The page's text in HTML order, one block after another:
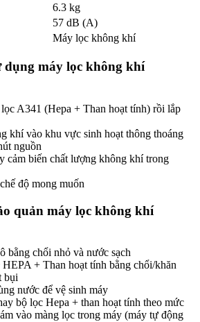
6.3 kg
57 dB (A)
Máy lọc không khí
dụng máy lọc không khí
A341 (Hepa + Than hoạt tính) rồi lắp
khí vào khu vực sinh hoạt thông thoáng
nguồn
cảm biến chất lượng không khí trong
độ mong muốn
quản máy lọc không khí
bằng chổi nhỏ và nước sạch
+ Than hoạt tính bằng chổi/khăn
bụi
nước để vệ sinh máy
bộ lọc Hepa + than hoạt tính theo mức
vào màng lọc trong máy (máy tự động